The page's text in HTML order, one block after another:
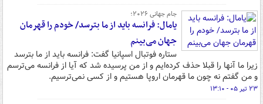
جام جهانی ۲۰۲۶؛
یامال: فرانسه باید از ما بترسد/ خودم را قهرمان
جهان می‌بینم
ستاره فوتبال اسپانیا گفت: فرانسه باید از ما بترسد
زیرا ما آنها را قبلا حذف کرده‌ایم و از من پرسیده شد که آیا از فرانسه می‌ترسم
و من گفتم نه چون ما قهرمان اروپا هستیم و از کسی نمی‌ترسیم.
۲۳ تیر ۰۵ - ۱۳:۱۰